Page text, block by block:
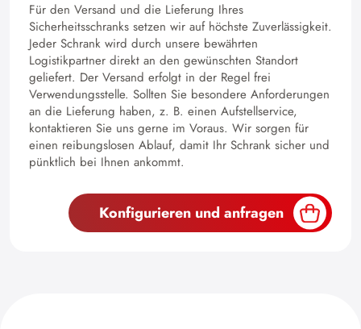
Für den Versand und die Lieferung Ihres
Sicherheitsschranks setzen wir auf höchste Zuverlässigkeit.
Jeder Schrank wird durch unsere bewährten
Logistikpartner direkt an den gewünschten Standort
geliefert. Der Versand erfolgt in der Regel frei
Verwendungsstelle. Sollten Sie besondere Anforderungen
an die Lieferung haben, z. B. einen Aufstellservice,
kontaktieren Sie uns gerne im Voraus. Wir sorgen für
einen reibungslosen Ablauf, damit Ihr Schrank sicher und
pünktlich bei Ihnen ankommt.
Konfigurieren und anfragen